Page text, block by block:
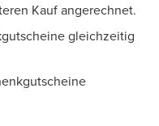
Kauf angerechnet.
gleichzeitig